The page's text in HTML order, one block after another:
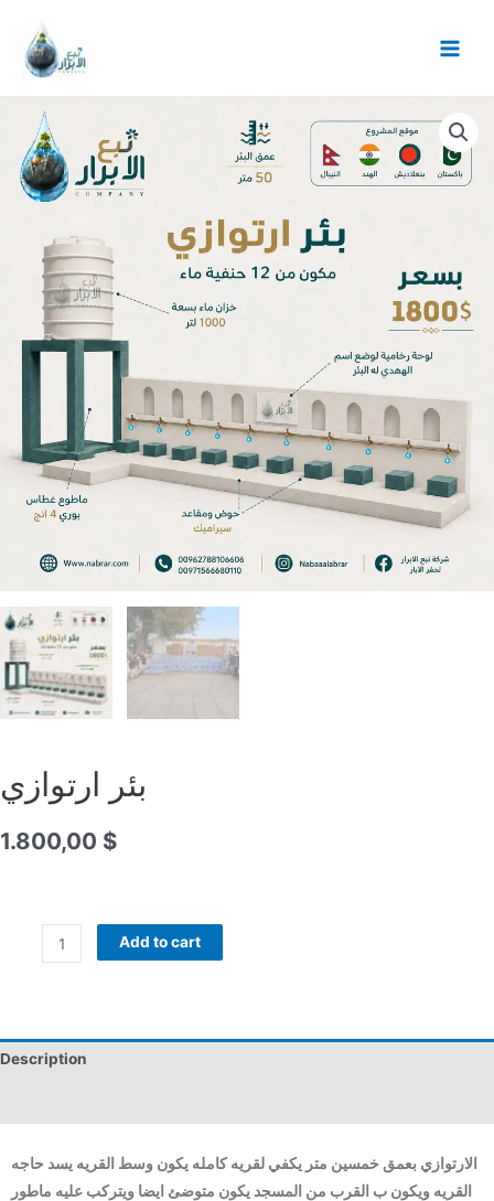
بئر ارتوازي
1.800,00 $
Add to cart
Description
الارتوازي بعمق خمسين متر يكفي لقريه كامله يكون وسط القريه يسد حاجه
القريه ويكون ب القرب من المسجد يكون متوضئ ايضا ويتركب عليه ماطور